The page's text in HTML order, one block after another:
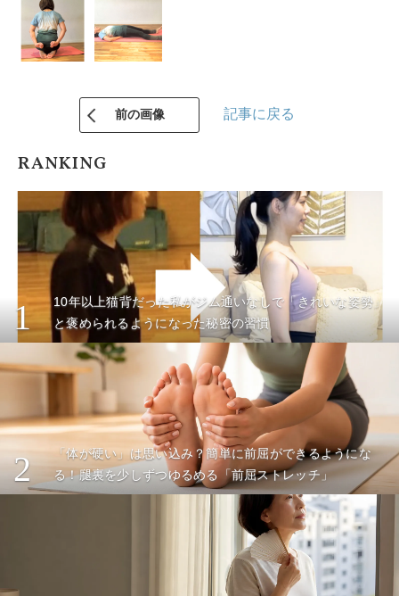
前の画像 記事に戻る
RANKING
1
10年以上猫背だった私がジム通いなしで「きれいな姿勢」
と褒められるようになった秘密の習慣
2
「体が硬い」は思い込み？簡単に前屈ができるようにな
る！腿裏を少しずつゆるめる「前屈ストレッチ」